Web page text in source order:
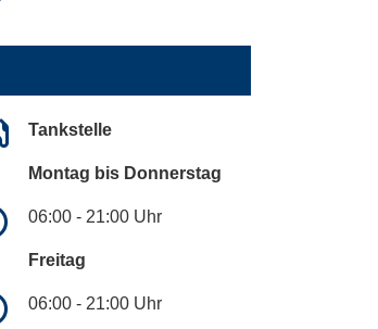
Tankstelle
Montag bis Donnerstag
06:00 - 21:00 Uhr
Freitag
06:00 - 21:00 Uhr